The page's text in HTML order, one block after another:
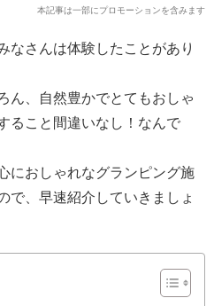
本記事は一部にプロモーションを含みます
なさんは体験したことがあり
ん、自然豊かでとてもおしゃ
ること間違いなし！なんで
におしゃれなグランピング施
で、早速紹介していきましょ